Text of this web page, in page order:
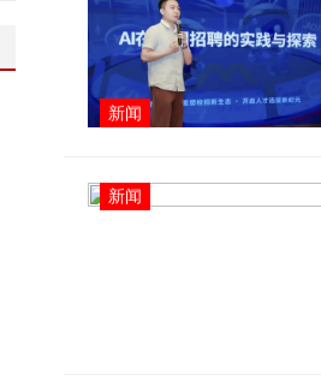
新闻
新闻